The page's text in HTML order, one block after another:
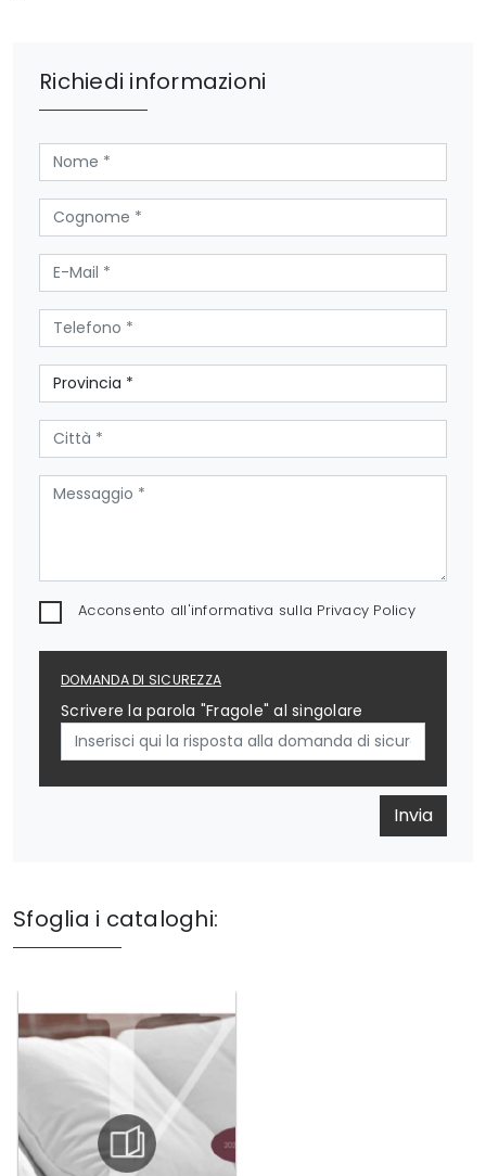
Richiedi informazioni
Acconsento all'informativa sulla Privacy Policy
DOMANDA DI SICUREZZA
Scrivere la parola "Fragole" al singolare
Invia
Sfoglia i cataloghi: